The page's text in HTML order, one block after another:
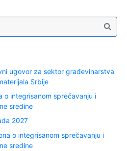
ugovor za sektor građevinarstva
Srbije
o integrisanom sprečavanju i
sredine
2027
o integrisanom sprečavanju i
sredine